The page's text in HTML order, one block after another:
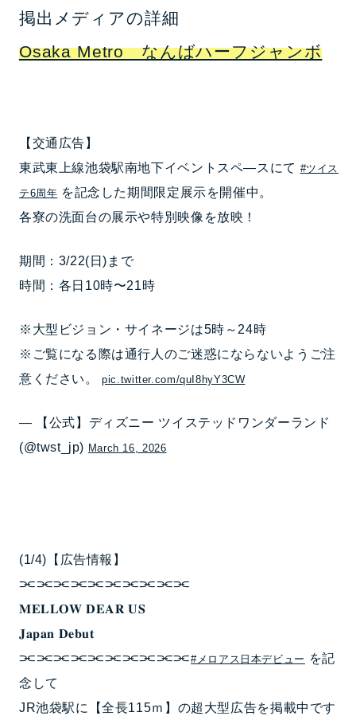
掲出メディアの詳細
Osaka Metro なんばハーフジャンボ
【交通広告】
東武東上線池袋駅南地下イベントスペ―スにて #ツイス
テ6周年 を記念した期間限定展示を開催中。
各寮の洗面台の展示や特別映像を放映！
期間：3/22(日)まで
時間：各日10時〜21時
※大型ビジョン・サイネージは5時～24時
※ご覧になる際は通行人のご迷惑にならないようご注
意ください。pic.twitter.com/quI8hyY3CW
— 【公式】ディズニー ツイステッドワンダーランド
(@twst_jp) March 16, 2026
(1/4)【広告情報】
⫘⫘⫘⫘⫘⫘⫘⫘⫘⫘
𝐌𝐄𝐋𝐋𝐎𝐖 𝐃𝐄𝐀𝐑 𝐔𝐒
𝐉𝐚𝐩𝐚𝐧 𝐃𝐞𝐛𝐮𝐭
⫘⫘⫘⫘⫘⫘⫘⫘⫘⫘#メロアス日本デビュー を記
念して
JR池袋駅に【全長115ｍ】の超大型広告を掲載中です